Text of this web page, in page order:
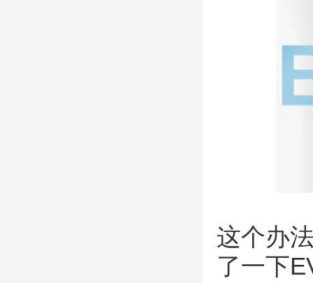
这个办
了一下